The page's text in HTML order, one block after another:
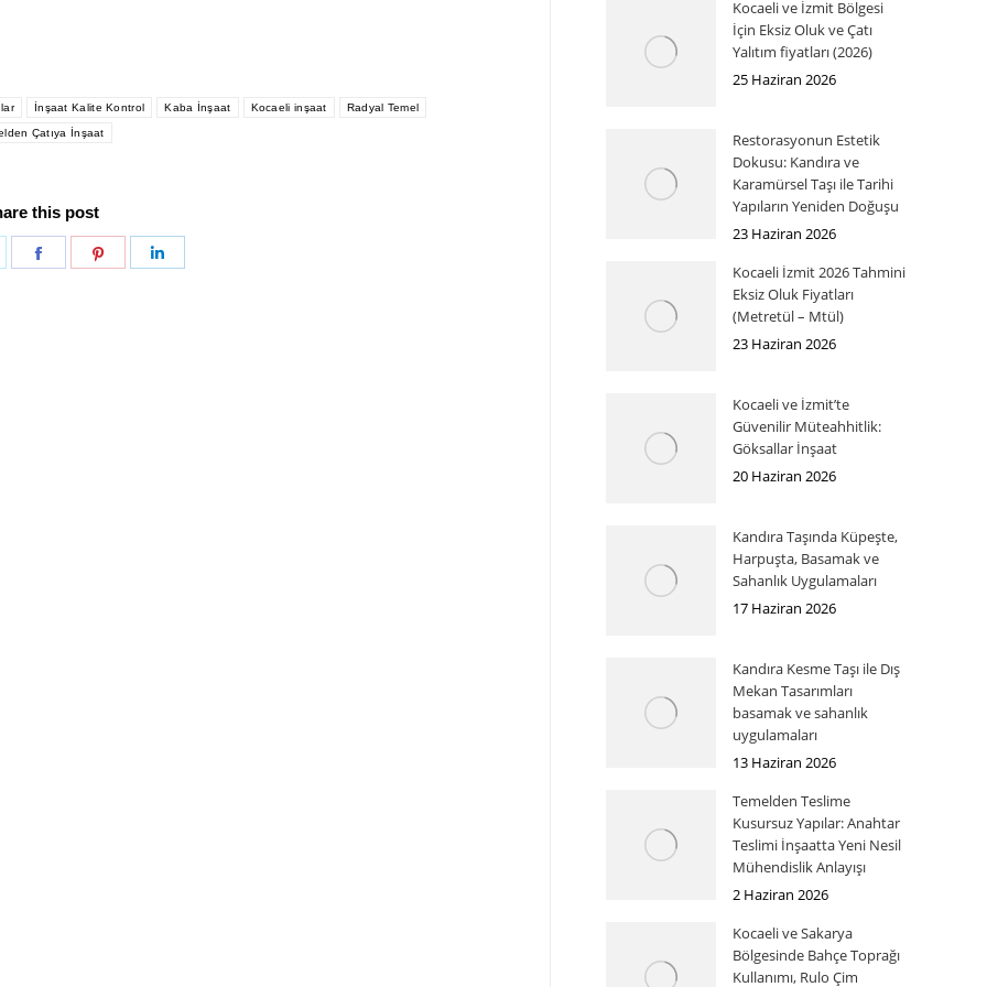
İnşaat Kalite Kontrol Kaba İnşaat Kocaeli inşaat Radyal Temel
Çatıya İnşaat
this post
Share
Share
Kocaeli ve İzmit Bölgesi
İçin Eksiz Oluk ve Çatı
Yalıtım fiyatları (2026)
25 Haziran 2026
Restorasyonun Estetik
Dokusu: Kandıra ve
Karamürsel Taşı ile Tarihi
Yapıların Yeniden Doğuşu
23 Haziran 2026
Kocaeli İzmit 2026 Tahmini
Eksiz Oluk Fiyatları
(Metretül – Mtül)
23 Haziran 2026
Kocaeli ve İzmit’te
Güvenilir Müteahhitlik:
Göksallar İnşaat
20 Haziran 2026
Kandıra Taşında Küpeşte,
Harpuşta, Basamak ve
Sahanlık Uygulamaları
17 Haziran 2026
Kandıra Kesme Taşı ile Dış
Mekan Tasarımları
basamak ve sahanlık
uygulamaları
13 Haziran 2026
Temelden Teslime
Kusursuz Yapılar: Anahtar
Teslimi İnşaatta Yeni Nesil
Mühendislik Anlayışı
2 Haziran 2026
Kocaeli ve Sakarya
Bölgesinde Bahçe Toprağı
Kullanımı, Rulo Çim